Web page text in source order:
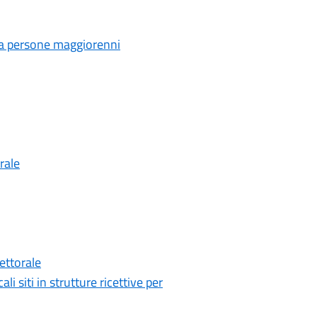
persone maggiorenni
siti in strutture ricettive per